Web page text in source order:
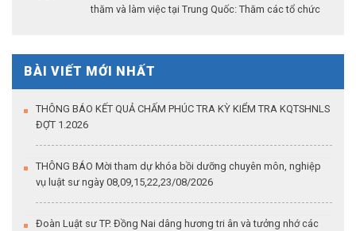
thăm và làm việc tại Trung Quốc: Thăm các tổ chức
BÀI VIẾT MỚI NHẤT
THÔNG BÁO KẾT QUẢ CHẤM PHÚC TRA KỲ KIỂM TRA KQTSHNLS
ĐỢT 1.2026
THÔNG BÁO Mời tham dự khóa bồi dưỡng chuyên môn, nghiệp
vụ luật sư ngày 08,09,15,22,23/08/2026
Đoàn Luật sư TP. Đồng Nai dâng hương tri ân và tưởng nhớ các